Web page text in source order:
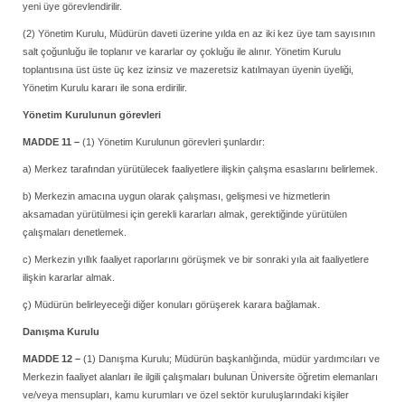
yeni üye görevlendirilir.
(2) Yönetim Kurulu, Müdürün daveti üzerine yılda en az iki kez üye tam sayısının
salt çoğunluğu ile toplanır ve kararlar oy çokluğu ile alınır. Yönetim Kurulu
toplantısına üst üste üç kez izinsiz ve mazeretsiz katılmayan üyenin üyeliği,
Yönetim Kurulu kararı ile sona erdirilir.
Yönetim Kurulunun görevleri
MADDE 11 – (1) Yönetim Kurulunun görevleri şunlardır:
a) Merkez tarafından yürütülecek faaliyetlere ilişkin çalışma esaslarını belirlemek.
b) Merkezin amacına uygun olarak çalışması, gelişmesi ve hizmetlerin
aksamadan yürütülmesi için gerekli kararları almak, gerektiğinde yürütülen
çalışmaları denetlemek.
c) Merkezin yıllık faaliyet raporlarını görüşmek ve bir sonraki yıla ait faaliyetlere
ilişkin kararlar almak.
ç) Müdürün belirleyeceği diğer konuları görüşerek karara bağlamak.
Danışma Kurulu
MADDE 12 – (1) Danışma Kurulu; Müdürün başkanlığında, müdür yardımcıları ve
Merkezin faaliyet alanları ile ilgili çalışmaları bulunan Üniversite öğretim elemanları
ve/veya mensupları, kamu kurumları ve özel sektör kuruluşlarındaki kişiler